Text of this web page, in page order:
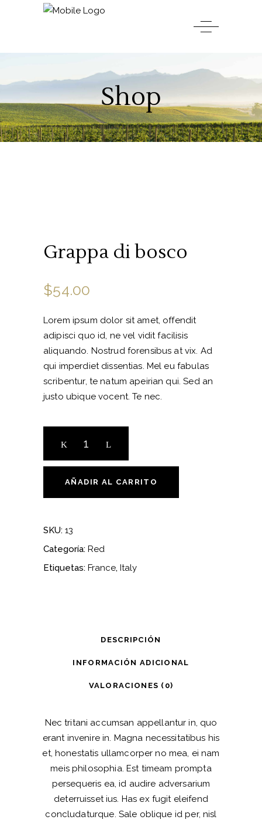
Shop
Grappa di bosco
$54.00
Lorem ipsum dolor sit amet, offendit
adipisci quo id, ne vel vidit facilisis
aliquando. Nostrud forensibus at vix. Ad
qui imperdiet dissentias. Mel eu fabulas
scribentur, te natum apeirian qui. Sed an
justo ubique vocent. Te nec.
bosco
quantityAÑADIR AL CARRITO
SKU: 13
Categoría: Red
Etiquetas: France, Italy
DESCRIPCIÓN
INFORMACIÓN ADICIONAL
VALORACIONES (0)
Nec tritani accumsan appellantur in, quo
erant invenire in. Magna necessitatibus his
et, honestatis ullamcorper no mea, ei nam
meis philosophia. Est timeam prompta
persequeris ea, id audire adversarium
deterruisset ius. Has ex fugit eleifend
concludaturque. Sale oblique id per, nisl